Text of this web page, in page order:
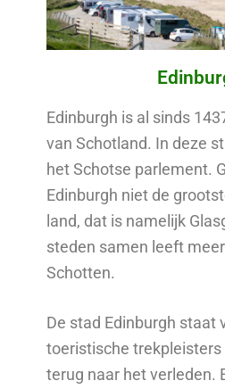
Edinburgh is al sinds
van Schotland. In deze
het Schotse parlement.
Edinburgh niet de
land, dat is namelijk
steden samen leeft
Schotten.
De stad Edinburgh staat
toeristische
terug naar het verleden.